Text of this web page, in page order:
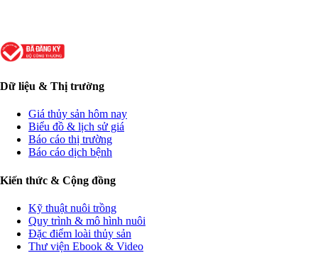
Dữ liệu & Thị trường
Giá thủy sản hôm nay
Biểu đồ & lịch sử giá
Báo cáo thị trường
Báo cáo dịch bệnh
Kiến thức & Cộng đồng
Kỹ thuật nuôi trồng
Quy trình & mô hình nuôi
Đặc điểm loài thủy sản
Thư viện Ebook & Video